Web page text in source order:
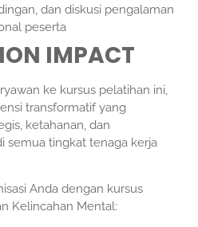
dan diskusi pengalaman
peserta
IMPACT
ke kursus pelatihan ini,
transformatif yang
ketahanan, dan
semua tingkat tenaga kerja
Anda dengan kursus
Kelincahan Mental: